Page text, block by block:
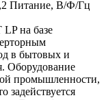
Питание, В/Ф/Гц
на базе
в бытовых и
Оборудование
промышленности,
задействуется